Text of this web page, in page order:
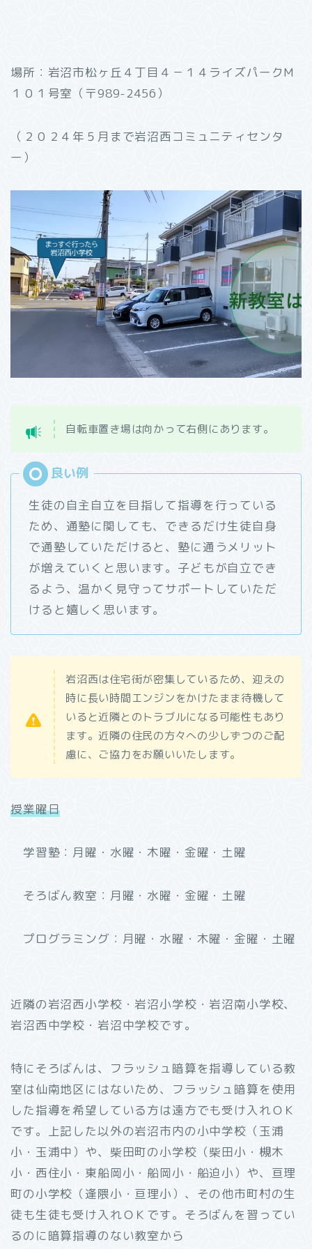
場所：岩沼市松ヶ丘４丁目４－１４ライズパークM
１０１号室（〒989-2456）
（２０２４年５月まで岩沼西コミュニティセンタ
ー）
自転車置き場は向かって右側にあります。
生徒の自主自立を目指して指導を行っている
ため、通塾に関しても、できるだけ生徒自身
で通塾していただけると、塾に通うメリット
が増えていくと思います。子どもが自立でき
るよう、温かく見守ってサポートしていただ
けると嬉しく思います。
岩沼西は住宅街が密集しているため、迎えの
時に長い時間エンジンをかけたまま待機して
いると近隣とのトラブルになる可能性もあり
ます。近隣の住民の方々への少しずつのご配
慮に、ご協力をお願いいたします。
授業曜日
学習塾：月曜・水曜・木曜・金曜・土曜
そろばん教室：月曜・水曜・金曜・土曜
プログラミング：月曜・水曜・木曜・金曜・土曜
近隣の岩沼西小学校・岩沼小学校・岩沼南小学校、
岩沼西中学校・岩沼中学校です。
特にそろばんは、フラッシュ暗算を指導している教
室は仙南地区にはないため、フラッシュ暗算を使用
した指導を希望している方は遠方でも受け入れＯＫ
です。上記した以外の岩沼市内の小中学校（玉浦
小・玉浦中）や、柴田町の小学校（柴田小・槻木
小・西住小・東船岡小・船岡小・船迫小）や、亘理
町の小学校（逢隈小・亘理小）、その他市町村の生
徒も生徒も受け入れＯＫです。そろばんを習ってい
るのに暗算指導のない教室から